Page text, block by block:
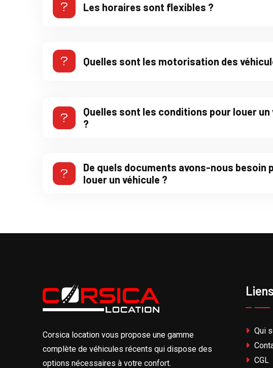
Les horaires sont flexibles ?
Quelles sont les motorisation des
Quelles sont les conditions pour louer un
?
De quels documents avons-nous besoin
louer un véhicule ?
Corsica location vous propose une gamme
complète de véhicules récents qui dispose des
options nécessaires à votre confort.
Qui
CGL